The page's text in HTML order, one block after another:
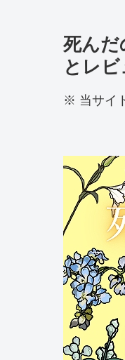
死ん
とレビ
※ 当サイ